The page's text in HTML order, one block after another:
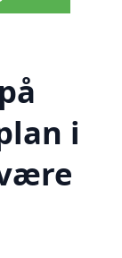
i